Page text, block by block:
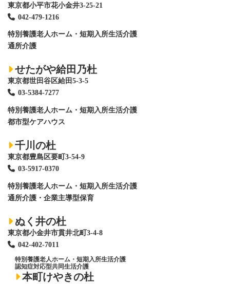
東京都小平市花小金井3-25-21
042-479-1216
特別養護老人ホーム ・短期入所生活介護
通所介護
せたがや給田乃杜
東京都世田谷区給田5-3-5
03-5384-7277
特別養護老人ホーム ・短期入所生活介護
都市型ケアハウス
千川の杜
東京都豊島区要町3-54-9
03-5917-0370
特別養護老人ホーム ・短期入所生活介護
通所介護・企業主導型保育
ぬく井の杜
東京都小金井市貫井北町3-4-8
042-402-7011
特別養護老人ホーム ・短期入所生活介護
認知症対応型共同生活介護
本町けやきの杜